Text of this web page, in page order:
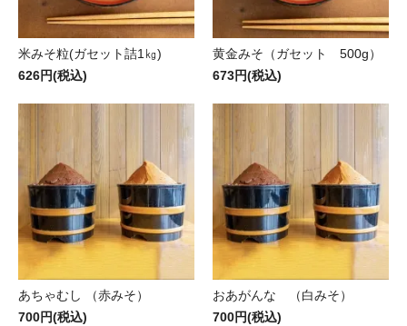
米みそ粒(ガセット詰1㎏)
626円(税込)
黄金みそ（ガセット 500g）
673円(税込)
あちゃむし （赤みそ）
700円(税込)
おあがんな （白みそ）
700円(税込)